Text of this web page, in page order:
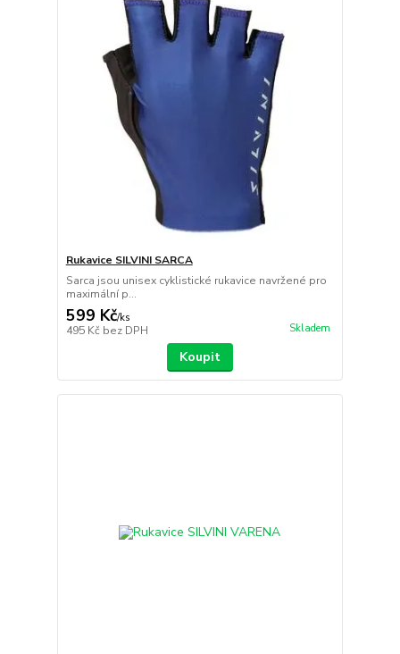
Rukavice SILVINI SARCA
Sarca jsou unisex cyklistické rukavice navržené pro
maximální p...
599 Kč/ks
495 Kč bez DPH Skladem
Koupit